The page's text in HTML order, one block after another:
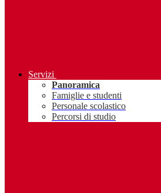
Servizi
Panoramica
Famiglie e studenti
Personale scolastico
Percorsi di studio